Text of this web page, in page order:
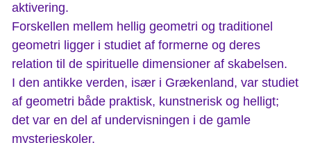
aktivering.
Forskellen mellem hellig geometri og traditionel
geometri ligger i studiet af formerne og deres
relation til de spirituelle dimensioner af skabelsen.
I den antikke verden, især i Grækenland, var studiet
af geometri både praktisk, kunstnerisk og helligt;
det var en del af undervisningen i de gamle
mysterieskoler.